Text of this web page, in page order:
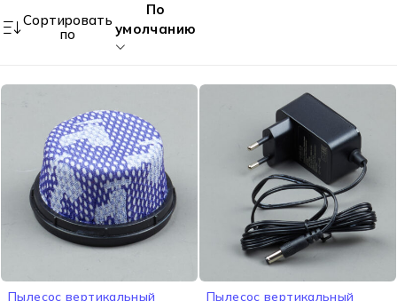
Сортировать
по
По
умолчанию
Пылесос вертикальный
Пылесос вертикальный